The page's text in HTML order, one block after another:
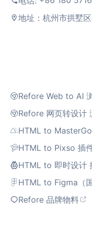
地址：杭州市拱墅
Refore Web to AI
Refore 网页转设计
HTML to
HTML to Pixso 插
HTML to 即时设计
HTML to Figma（国
Refore 品牌物料